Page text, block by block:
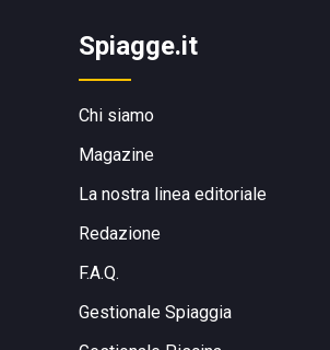
Spiagge.it
Chi siamo
Magazine
La nostra linea editoriale
Redazione
F.A.Q.
Gestionale Spiaggia